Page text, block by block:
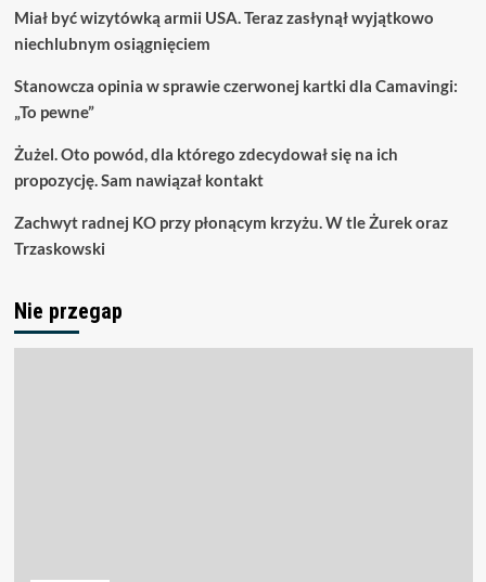
Miał być wizytówką armii USA. Teraz zasłynął wyjątkowo
niechlubnym osiągnięciem
Stanowcza opinia w sprawie czerwonej kartki dla Camavingi:
„To pewne”
Żużel. Oto powód, dla którego zdecydował się na ich
propozycję. Sam nawiązał kontakt
Zachwyt radnej KO przy płonącym krzyżu. W tle Żurek oraz
Trzaskowski
Nie przegap